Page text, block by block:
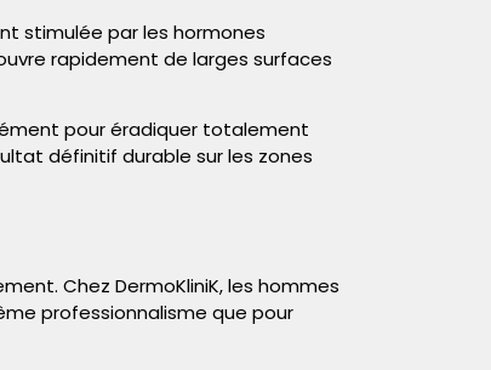
stimulée par les hormones
rapidement de larges surfaces
pour éradiquer totalement
définitif durable sur les zones
Chez DermoKliniK, les hommes
professionnalisme que pour